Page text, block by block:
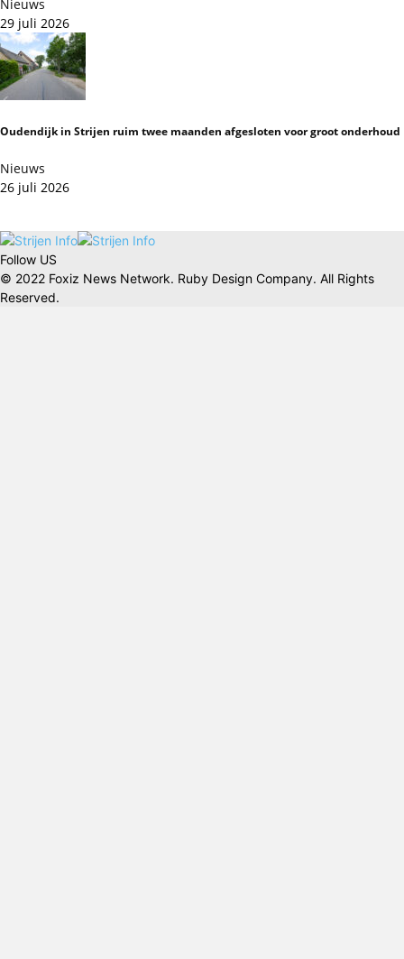
Nieuws
29 juli 2026
Oudendijk in Strijen ruim twee maanden afgesloten voor groot onderhoud
Nieuws
26 juli 2026
Follow US
© 2022 Foxiz News Network. Ruby Design Company. All Rights
Reserved.